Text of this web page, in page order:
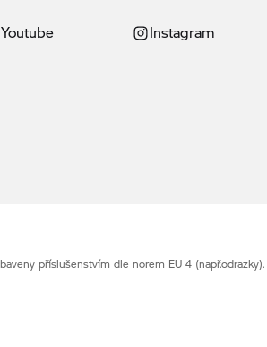
Youtube Instagram
příslušenstvím dle norem EU 4